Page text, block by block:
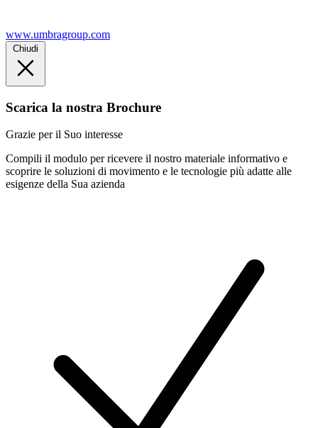
www.umbragroup.com
Chiudi
Scarica la nostra Brochure
Grazie per il Suo interesse
Compili il modulo per ricevere il nostro materiale informativo e
scoprire le soluzioni di movimento e le tecnologie più adatte alle
esigenze della Sua azienda